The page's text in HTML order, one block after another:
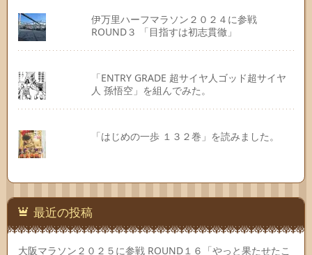
伊万里ハーフマラソン２０２４に参戦
ROUND３ 「目指すは初志貫徹」
「ENTRY GRADE 超サイヤ人ゴッド超サイヤ
人 孫悟空」を組んでみた。
「はじめの一歩 １３２巻」を読みました。
最近の投稿
大阪マラソン２０２５に参戦 ROUND１６「やっと果たせたこ